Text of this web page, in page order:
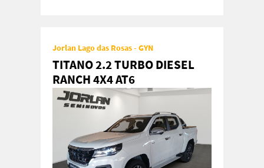
Jorlan Lago das Rosas - GYN
TITANO 2.2 TURBO DIESEL
RANCH 4X4 AT6